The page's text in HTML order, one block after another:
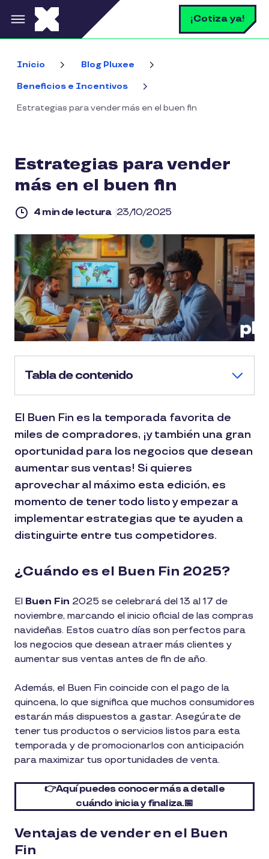
Pasar al contenido principal ¡Cotiza ya!
Inicio Blog Pluxee
Beneficios e Incentivos
Estrategias para vender más en el buen fin
Estrategias para vender
más en el buen fin
4 min de lectura 23/10/2025
Tabla de contenido
El Buen Fin es la temporada favorita de
miles de compradores, ¡y también una gran
oportunidad para los negocios que desean
aumentar sus ventas! Si quieres
aprovechar al máximo esta edición, es
momento de tener todo listo y empezar a
implementar estrategias que te ayuden a
distinguirte entre tus competidores.
¿Cuándo es el Buen Fin 2025?
El Buen Fin 2025 se celebrará del 13 al 17 de
noviembre, marcando el inicio oficial de las compras
navideñas. Estos cuatro días son perfectos para
los negocios que desean atraer más clientes y
aumentar sus ventas antes de fin de año.
Además, el Buen Fin coincide con el pago de la
quincena, lo que significa que muchos consumidores
estarán más dispuestos a gastar. Asegúrate de
tener tus productos o servicios listos para esta
temporada y de promocionarlos con anticipación
para maximizar tus oportunidades de venta.
👉Aquí puedes conocer más a detalle
cuándo inicia y finaliza.📅
Ventajas de vender en el Buen
Fin